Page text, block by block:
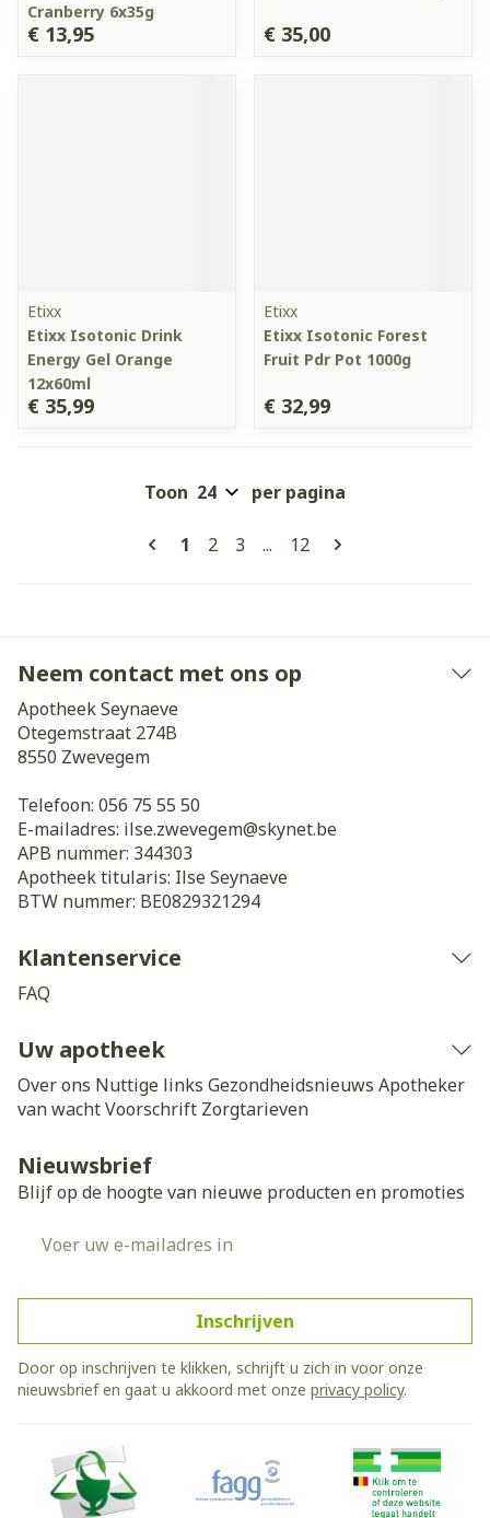
Cranberry 6x35g
€ 13,95 € 35,00
Etixx
Etixx Isotonic Drink
Energy Gel Orange
12x60ml
€ 35,99
Etixx
Etixx Isotonic Forest
Fruit Pdr Pot 1000g
€ 32,99
Pagina's
U lees momenteel pagina
1 Pagina
2 Pagina
3 ... Pagina
12
Toon per pagina
Neem contact met ons op
Apotheek Seynaeve
Otegemstraat 274B
8550 Zwevegem
Telefoon: 056 75 55 50
E-mailadres: ilse.zwevegem@skynet.be
APB nummer: 344303
Apotheek titularis: Ilse Seynaeve
BTW nummer: BE0829321294
Klantenservice
FAQ
Uw apotheek
Over ons Nuttige links Gezondheidsnieuws Apotheker
van wachtVoorschrift Zorgtarieven
Nieuwsbrief
Blijf op de hoogte van nieuwe producten en promoties
Inschrijven
Door op inschrijven te klikken, schrijft u zich in voor onze
nieuwsbrief en gaat u akkoord met onze privacy policy.